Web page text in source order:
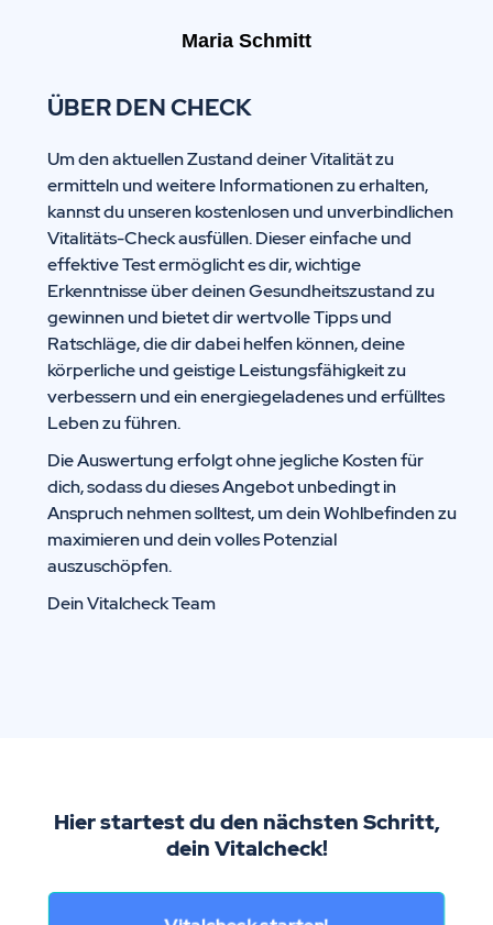
Maria Schmitt
ÜBER DEN CHECK
Um den aktuellen Zustand deiner Vitalität zu
ermitteln und weitere Informationen zu erhalten,
kannst du unseren kostenlosen und unverbindlichen
Vitalitäts-Check ausfüllen. Dieser einfache und
effektive Test ermöglicht es dir, wichtige
Erkenntnisse über deinen Gesundheitszustand zu
gewinnen und bietet dir wertvolle Tipps und
Ratschläge, die dir dabei helfen können, deine
körperliche und geistige Leistungsfähigkeit zu
verbessern und ein energiegeladenes und erfülltes
Leben zu führen.
Die Auswertung erfolgt ohne jegliche Kosten für
dich, sodass du dieses Angebot unbedingt in
Anspruch nehmen solltest, um dein Wohlbefinden zu
maximieren und dein volles Potenzial
auszuschöpfen.
Dein Vitalcheck Team
Hier startest du den nächsten Schritt,
dein Vitalcheck!